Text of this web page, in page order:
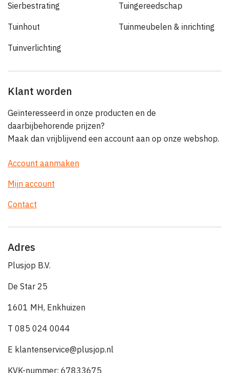
Sierbestrating Tuingereedschap
Tuinhout Tuinmeubelen & inrichting
Tuinverlichting
Klant worden
Geïnteresseerd in onze producten en de
daarbijbehorende prijzen?
Maak dan vrijblijvend een account aan op onze webshop.
Account aanmaken
Mijn account
Contact
Adres
Plusjop B.V.
De Star 25
1601 MH, Enkhuizen
T 085 024 0044
E klantenservice@plusjop.nl
KVK-nummer: 67833675